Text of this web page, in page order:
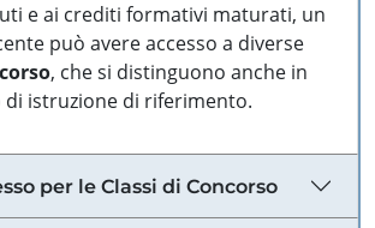
e ai crediti formativi maturati, un
può avere accesso a diverse
, che si distinguono anche in
di istruzione di riferimento.
per le Classi di Concorso